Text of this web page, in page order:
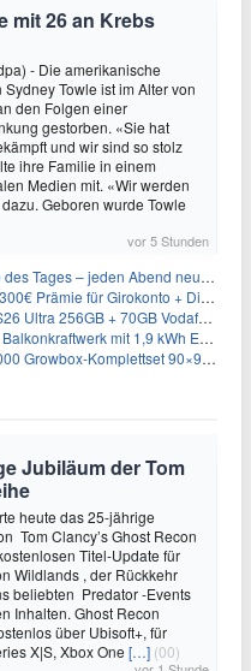
mit 26 an Krebs
- Die amerikanische
Sydney Towle ist im Alter von
den Folgen einer
gestorben. «Sie hat
und wir sind so stolz
ihre Familie in einem
Medien mit. «Wir werden
Geboren wurde Towle
vor 5 Stunden
– jeden Abend neue Deals zum Stöbern
Prämie für Girokonto + Direkt-Depot
Vodafone-Netz für 34,99€/Monat (effektiv 4,74€/Monat)
1,9 kWh EcoFlow-Speicher für 719€ + 30€ Filial-Gutschein
Komplettset 90×90×180 cm für 379,99€
Jubiläum der Tom
heute das 25-jährige
Tom Clancy’s Ghost Recon
Titel-Update für
Wildlands , der Rückkehr
beliebten Predator -Events
Inhalten. Ghost Recon
über Ubisoft+, für
X|S, Xbox One […] (00)